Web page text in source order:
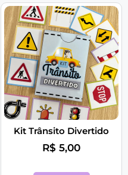
Kit Trânsito Divertido
R$ 5,00